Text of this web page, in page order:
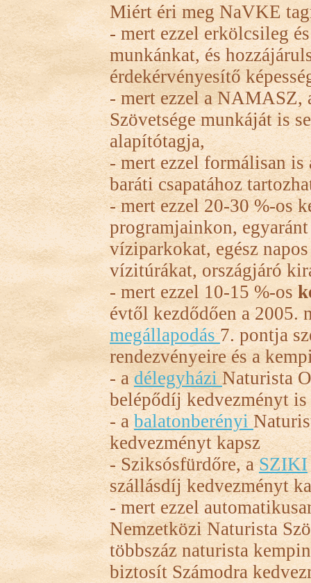
Miért éri meg NaVKE
- mert ezzel erkölcsileg
munkánkat, és
érdekérvényesítő
- mert ezzel a NAMASZ,
Szövetsége munkáját is
alapítótagja,
- mert ezzel formálisan
baráti csapatához
- mert ezzel 20-30 %-os
programjainkon,
víziparkokat, egész
vízitúrákat, országjáró
- mert ezzel 10-15 %-os
évtől kezdődően a 2005.
megállapodás7. pontja
rendezvényeire és a
- adélegyháziNaturista
belépődíj kedvezményt is
- a balatonberényi
kedvezményt kapsz
- Sziksósfürdőre, aSZIKI
szállásdíj kedvezményt
- mert ezzel
Nemzetközi Naturista
többszáz naturista
biztosít Számodra